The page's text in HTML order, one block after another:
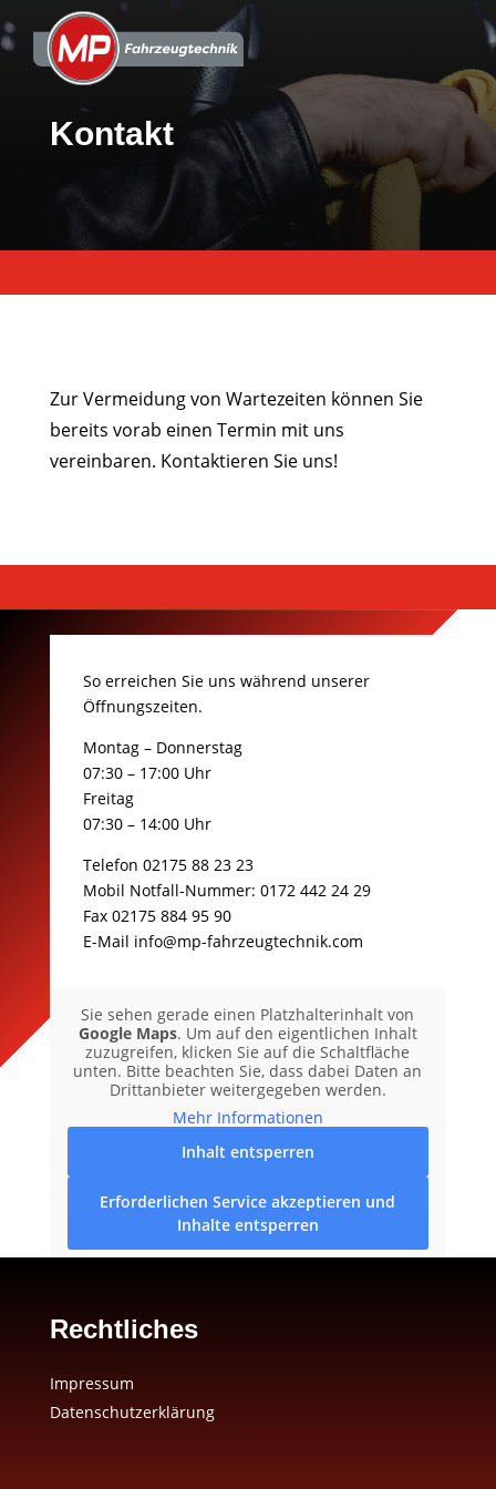
Kontakt
Zur Vermeidung von Wartezeiten können Sie
bereits vorab einen Termin mit uns
vereinbaren. Kontaktieren Sie uns!
So erreichen Sie uns während unserer
Öffnungszeiten.
Montag – Donnerstag
07:30 – 17:00 Uhr
Freitag
07:30 – 14:00 Uhr
Telefon 02175 88 23 23
Mobil Notfall-Nummer: 0172 442 24 29
Fax 02175 884 95 90
E-Mail info@mp-fahrzeugtechnik.com
Sie sehen gerade einen Platzhalterinhalt von
Google Maps. Um auf den eigentlichen Inhalt
zuzugreifen, klicken Sie auf die Schaltfläche
unten. Bitte beachten Sie, dass dabei Daten an
Drittanbieter weitergegeben werden.
Mehr Informationen
Inhalt entsperren
Erforderlichen Service akzeptieren und
Inhalte entsperren
Rechtliches
Impressum
Datenschutzerklärung